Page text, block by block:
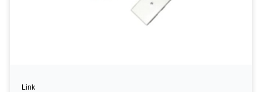
Link